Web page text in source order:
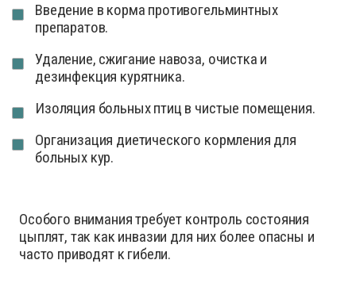
Введение в корма противогельминтных
препаратов.
Удаление, сжигание навоза, очистка и
дезинфекция курятника.
Изоляция больных птиц в чистые помещения.
Организация диетического кормления для
больных кур.
Особого внимания требует контроль состояния
цыплят, так как инвазии для них более опасны и
часто приводят к гибели.